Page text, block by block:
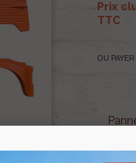
Prix
TTC
OU PAYER